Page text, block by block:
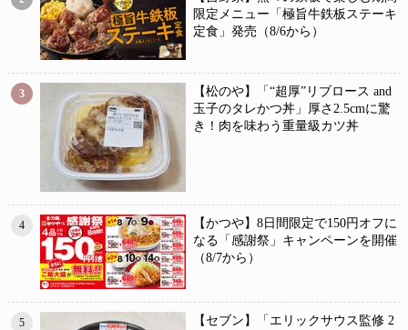
限定メニュー「極旨牛鉄板ステーキ
定食」発売（8/6から）
3
【松のや】「“超厚”リブロース and
玉子のタレかつ丼」厚さ2.5cmに驚
き！肉を味わう重量級カツ丼
4
【かつや】8日間限定で150円オフに
なる「感謝祭」キャンペーンを開催
（8/7から）
5
【セブン】「エリックサウス監修 2